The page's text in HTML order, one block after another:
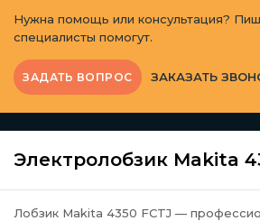
Нужна помощь или консультация?
специалисты помогут.
ЗАДАТЬ ВОПРОС ЗАКАЗАТЬ
Электролобзик Makita
Лобзик Makita 4350 FCTJ —